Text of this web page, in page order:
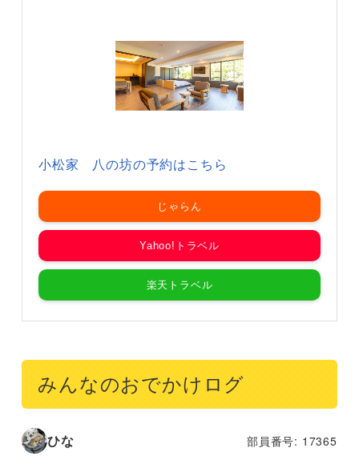
小松家 八の坊の予約はこちら
じゃらん
Yahoo!トラベル
楽天トラベル
みんなのおでかけログ
ひな
部員番号: 17365